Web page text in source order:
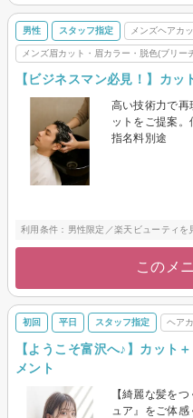
男性 スタッフ指定 メンズヘアカ
メンズ眉カット・眉カラー・脱色(ブリー
【ビジネスマン必見！】カッ
高い技術力で再
ットをご提案
指名料別途
利用条件：男性限定／楽天ビューティを
このメ
初回 平日 スタッフ指定 ヘア
【ようこそ富沢へ♪】カット
メント
【綺麗な髪を
ュア』をご体